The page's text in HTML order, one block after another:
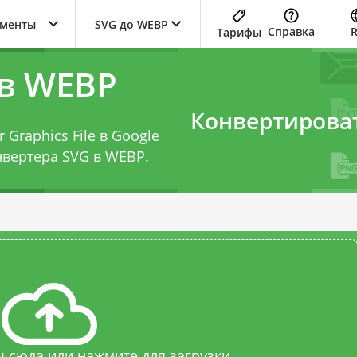
SVG до WEBP
Тарифы Справка
WEBP
Graphics File в Google
SVG в WEBP.